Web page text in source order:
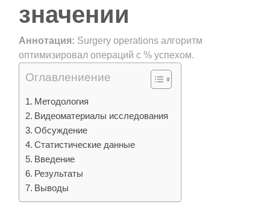
значении
Аннотация: Surgery operations алгоритм
оптимизировал операций с % успехом.
Оглавлениение
Методология
Видеоматериалы исследования
Обсуждение
Статистические данные
Введение
Результаты
Выводы